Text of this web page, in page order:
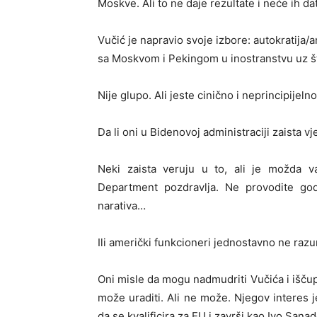
Moskve. Ali to ne daje rezultate i neće ih
Vučić je napravio svoje izbore: autokratija/
sa Moskvom i Pekingom u inostranstvu uz
Nije glupo. Ali jeste cinično i
Da li oni u Bidenovoj administraciji zaista
Neki zaista veruju u to, ali je možda
Department pozdravlja. Ne provodite
narativa…
Ili američki funkcioneri jednostavno ne
Oni misle da mogu nadmudriti Vučića i
može uraditi. Ali ne može. Njegov interes